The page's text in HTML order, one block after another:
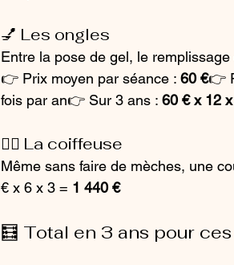
💅 Les ongles
Entre la pose de gel, le
👉 Prix moyen par séance : 60 €👉
fois par an👉 Sur 3 ans : 60 € x 12
💇‍♀️ La coiffeuse
Même sans faire de mèches, une
€ x 6 x 3 = 1 440 €
🧮 Total en 3 ans pour